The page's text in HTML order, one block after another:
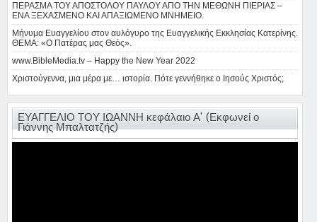
ΠΕΡΑΣΜΑ ΤΟΥ ΑΠΟΣΤΟΛΟΥ ΠΑΥΛΟΥ ΑΠΟ ΤΗΝ ΜΕΘΩΝΗ ΠΙΕΡΙΑΣ –
ΕΝΑ ΞΕΧΑΣΜΕΝΟ ΚΑΙ ΑΠΑΞΙΩΜΕΝΟ ΜΝΗΜΕΙΟ.
Μήνυμα Ευαγγελίου στον αυλόγυρο της Ευαγγελικής Εκκλησίας Κατερίνης.
ΘΕΜΑ: «Ο Πατέρας μας Θεός».
www.BibleMedia.tv – Happy the New Year 2022
Χριστούγεννα, μια μέρα με… ιστορία. Πότε γεννήθηκε ο Ιησούς Χριστός;
ΕΥΑΓΓΕΛΙΟ ΤΟΥ ΙΩΑΝΝΗ κεφάλαιο Α’ (Εκφωνεί ο
Γιάννης Μπαλτατζής)